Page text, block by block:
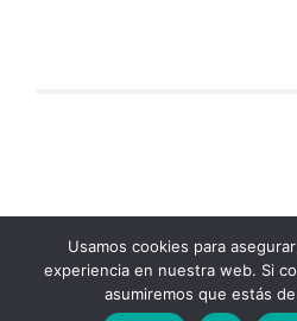
Usamos cookies para
experiencia en nuestra web. Si
asumiremos que estás